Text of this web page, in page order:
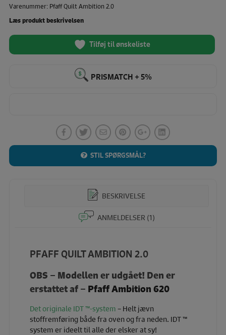
Varenummer: Pfaff Quilt Ambition 2.0
Læs produkt beskrivelsen
Tilføj til ønskeliste
PRISMATCH + 5%
STIL SPØRGSMÅL?
BESKRIVELSE
ANMELDELSER (1)
PFAFF QUILT AMBITION 2.0
OBS – Modellen er udgået! Den er
erstattet af – Pfaff Ambition 620
Det originale IDT ™-system – Helt jævn
stoffremføring både fra oven og fra neden. IDT ™
system er ideelt til alle der elsker at sy!